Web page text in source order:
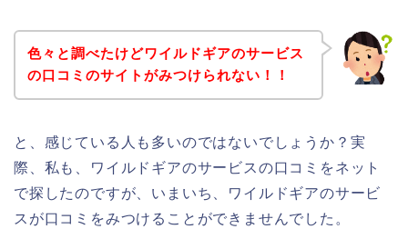
色々と調べたけどワイルドギアのサービス
の口コミのサイトがみつけられない！！
と、感じている人も多いのではないでしょうか？実
際、私も、ワイルドギアのサービスの口コミをネット
で探したのですが、いまいち、ワイルドギアのサービ
スが口コミをみつけることができませんでした。